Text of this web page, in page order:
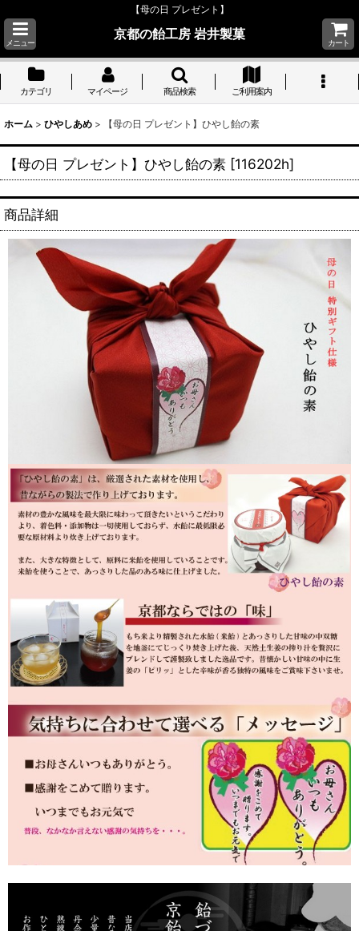
【母の日 プレゼント】
メニュー
京都の飴工房 岩井製菓
カート
カテゴリ マイページ 商品検索 ご利用案内
ホーム > ひやしあめ > 【母の日 プレゼント】ひやし飴の素
【母の日 プレゼント】ひやし飴の素 [116202h]
商品詳細